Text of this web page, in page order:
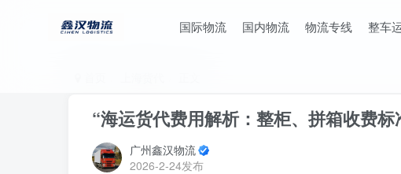
国际物流 国内物流 物流专线 整车
“海运货代费用解析：整柜、拼箱收费标
广州鑫汉物流
2026-2-24发布